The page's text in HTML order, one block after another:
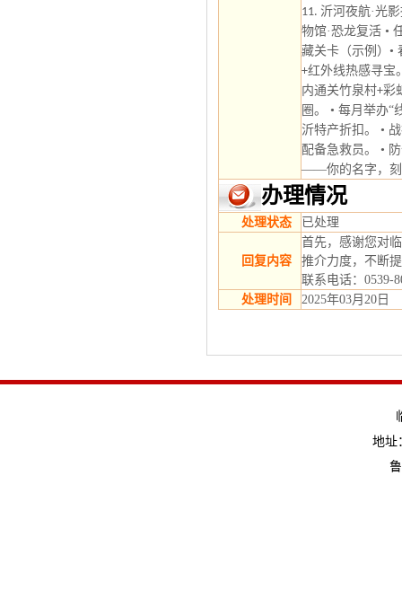
11. 沂河夜航·光
物馆·恐龙复活 •
藏关卡（示例）​ •
+红外线热感寻宝
内通关竹泉村+彩
圈。 • 每月举办
沂特产折扣。 •
配备急救员。 •
——你的名字，刻
办理情况
处理状态 已处理
回复内容
首先，感谢您对
推介力度，不断
联系电话：0539-
处理时间
2025年03月20日
地址